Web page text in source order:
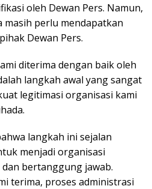
oleh Dewan Pers. Namun,
masih perlu mendapatkan
Dewan Pers.
diterima dengan baik oleh
langkah awal yang sangat
legitimasi organisasi kami
langkah ini sejalan
menjadi organisasi
bertanggung jawab.
terima, proses administrasi